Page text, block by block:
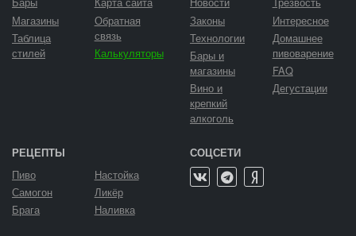
Магазины
Таблица
стилей
Обратная
связь
Калькуляторы
Законы
Технологии
Бары и
магазины
Вино и
крепкий
алкоголь
Интересное
Домашнее
пивоварение
FAQ
Дегустации
РЕЦЕПТЫ
Пиво
Самогон
Брага
Настойка
Ликёр
Наливка
СОЦСЕТИ